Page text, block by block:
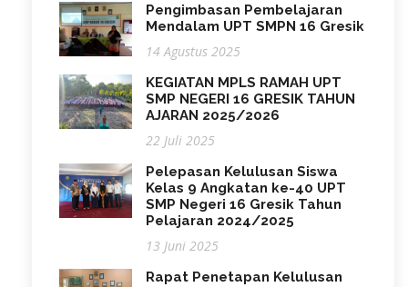
Pengimbasan Pembelajaran
Mendalam UPT SMPN 16 Gresik
14 Agustus 2025
KEGIATAN MPLS RAMAH UPT
SMP NEGERI 16 GRESIK TAHUN
AJARAN 2025/2026
22 Juli 2025
Pelepasan Kelulusan Siswa
Kelas 9 Angkatan ke-40 UPT
SMP Negeri 16 Gresik Tahun
Pelajaran 2024/2025
13 Juni 2025
Rapat Penetapan Kelulusan